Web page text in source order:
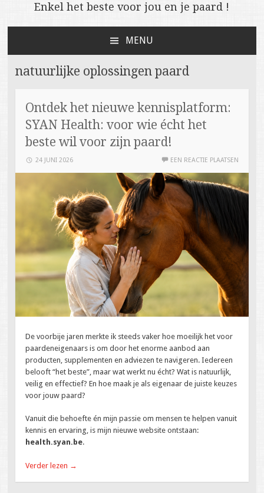
Enkel het beste voor jou en je paard !
MENU
INHOUD
natuurlijke oplossingen paard
Ontdek het nieuwe kennisplatform:
SYAN Health: voor wie écht het
beste wil voor zijn paard!
24 JUNI 2026 EEN REACTIE PLAATSEN
De voorbije jaren merkte ik steeds vaker hoe moeilijk het voor
paardeneigenaars is om door het enorme aanbod aan
producten, supplementen en adviezen te navigeren. Iedereen
belooft “het beste”, maar wat werkt nu écht? Wat is natuurlijk,
veilig en effectief? En hoe maak je als eigenaar de juiste keuzes
voor jouw paard?
Vanuit die behoefte én mijn passie om mensen te helpen vanuit
kennis en ervaring, is mijn nieuwe website ontstaan:
health.syan.be.
Verder lezen →